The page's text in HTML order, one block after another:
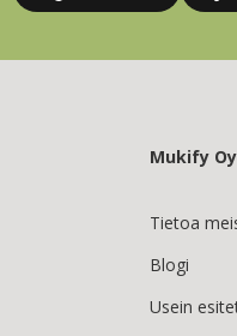
Mukify Oy
Tietoa
Blogi
Usein